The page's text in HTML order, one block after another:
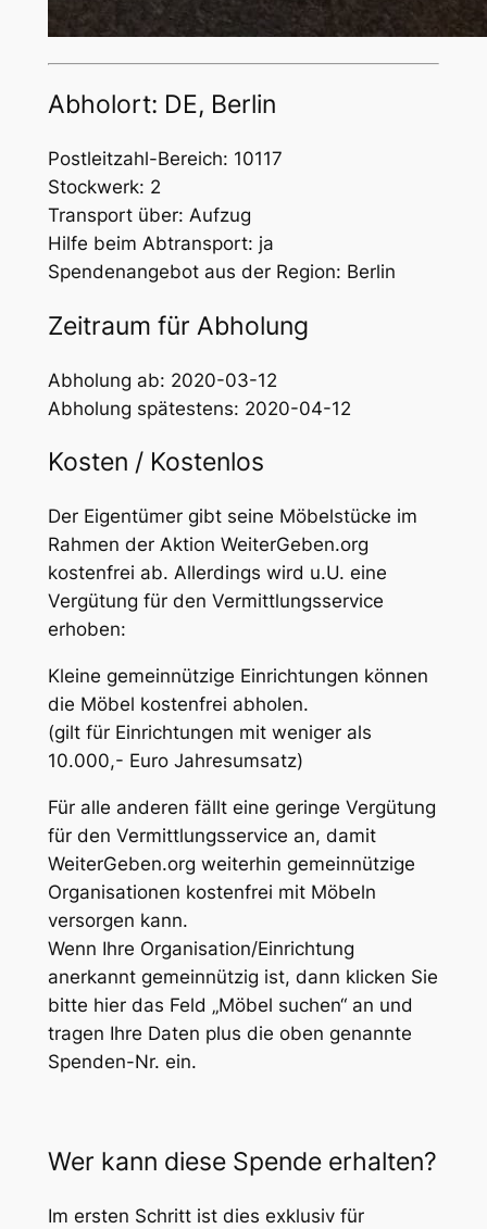
Abholort: DE, Berlin
Postleitzahl-Bereich: 10117
Stockwerk: 2
Transport über: Aufzug
Hilfe beim Abtransport: ja
Spendenangebot aus der Region: Berlin
Zeitraum für Abholung
Abholung ab: 2020-03-12
Abholung spätestens: 2020-04-12
Kosten / Kostenlos
Der Eigentümer gibt seine Möbelstücke im
Rahmen der Aktion WeiterGeben.org
kostenfrei ab. Allerdings wird u.U. eine
Vergütung für den Vermittlungsservice
erhoben:
Kleine gemeinnützige Einrichtungen können
die Möbel kostenfrei abholen.
(gilt für Einrichtungen mit weniger als
10.000,- Euro Jahresumsatz)
Für alle anderen fällt eine geringe Vergütung
für den Vermittlungsservice an, damit
WeiterGeben.org weiterhin gemeinnützige
Organisationen kostenfrei mit Möbeln
versorgen kann.
Wenn Ihre Organisation/Einrichtung
anerkannt gemeinnützig ist, dann klicken Sie
bitte hier das Feld „Möbel suchen“ an und
tragen Ihre Daten plus die oben genannte
Spenden-Nr. ein.
Wer kann diese Spende erhalten?
Im ersten Schritt ist dies exklusiv für